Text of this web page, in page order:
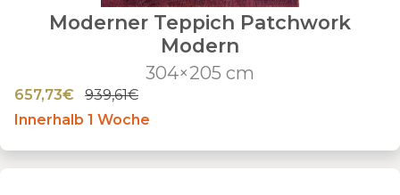
Moderner Teppich Patchwork
Modern
304×205 cm
657,73€
939,61€
Innerhalb 1 Woche